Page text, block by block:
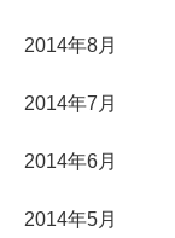
2014年8月
2014年7月
2014年6月
2014年5月